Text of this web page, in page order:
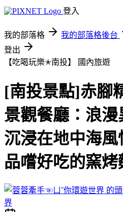
登入
我的部落格 我的部落格後台
登出
【吃喝玩樂✭南投】
國內旅遊
[南投景點]赤腳
景觀餐廳：浪漫
沉浸在地中海風
品嚐好吃的窯烤
界